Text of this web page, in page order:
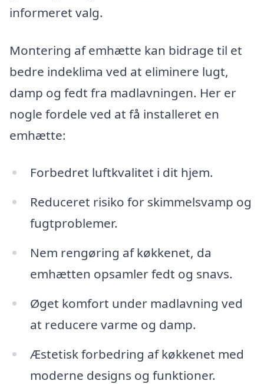
informeret valg.
Montering af emhætte kan bidrage til et
bedre indeklima ved at eliminere lugt,
damp og fedt fra madlavningen. Her er
nogle fordele ved at få installeret en
emhætte:
Forbedret luftkvalitet i dit hjem.
Reduceret risiko for skimmelsvamp og
fugtproblemer.
Nem rengøring af køkkenet, da
emhætten opsamler fedt og snavs.
Øget komfort under madlavning ved
at reducere varme og damp.
Æstetisk forbedring af køkkenet med
moderne designs og funktioner.